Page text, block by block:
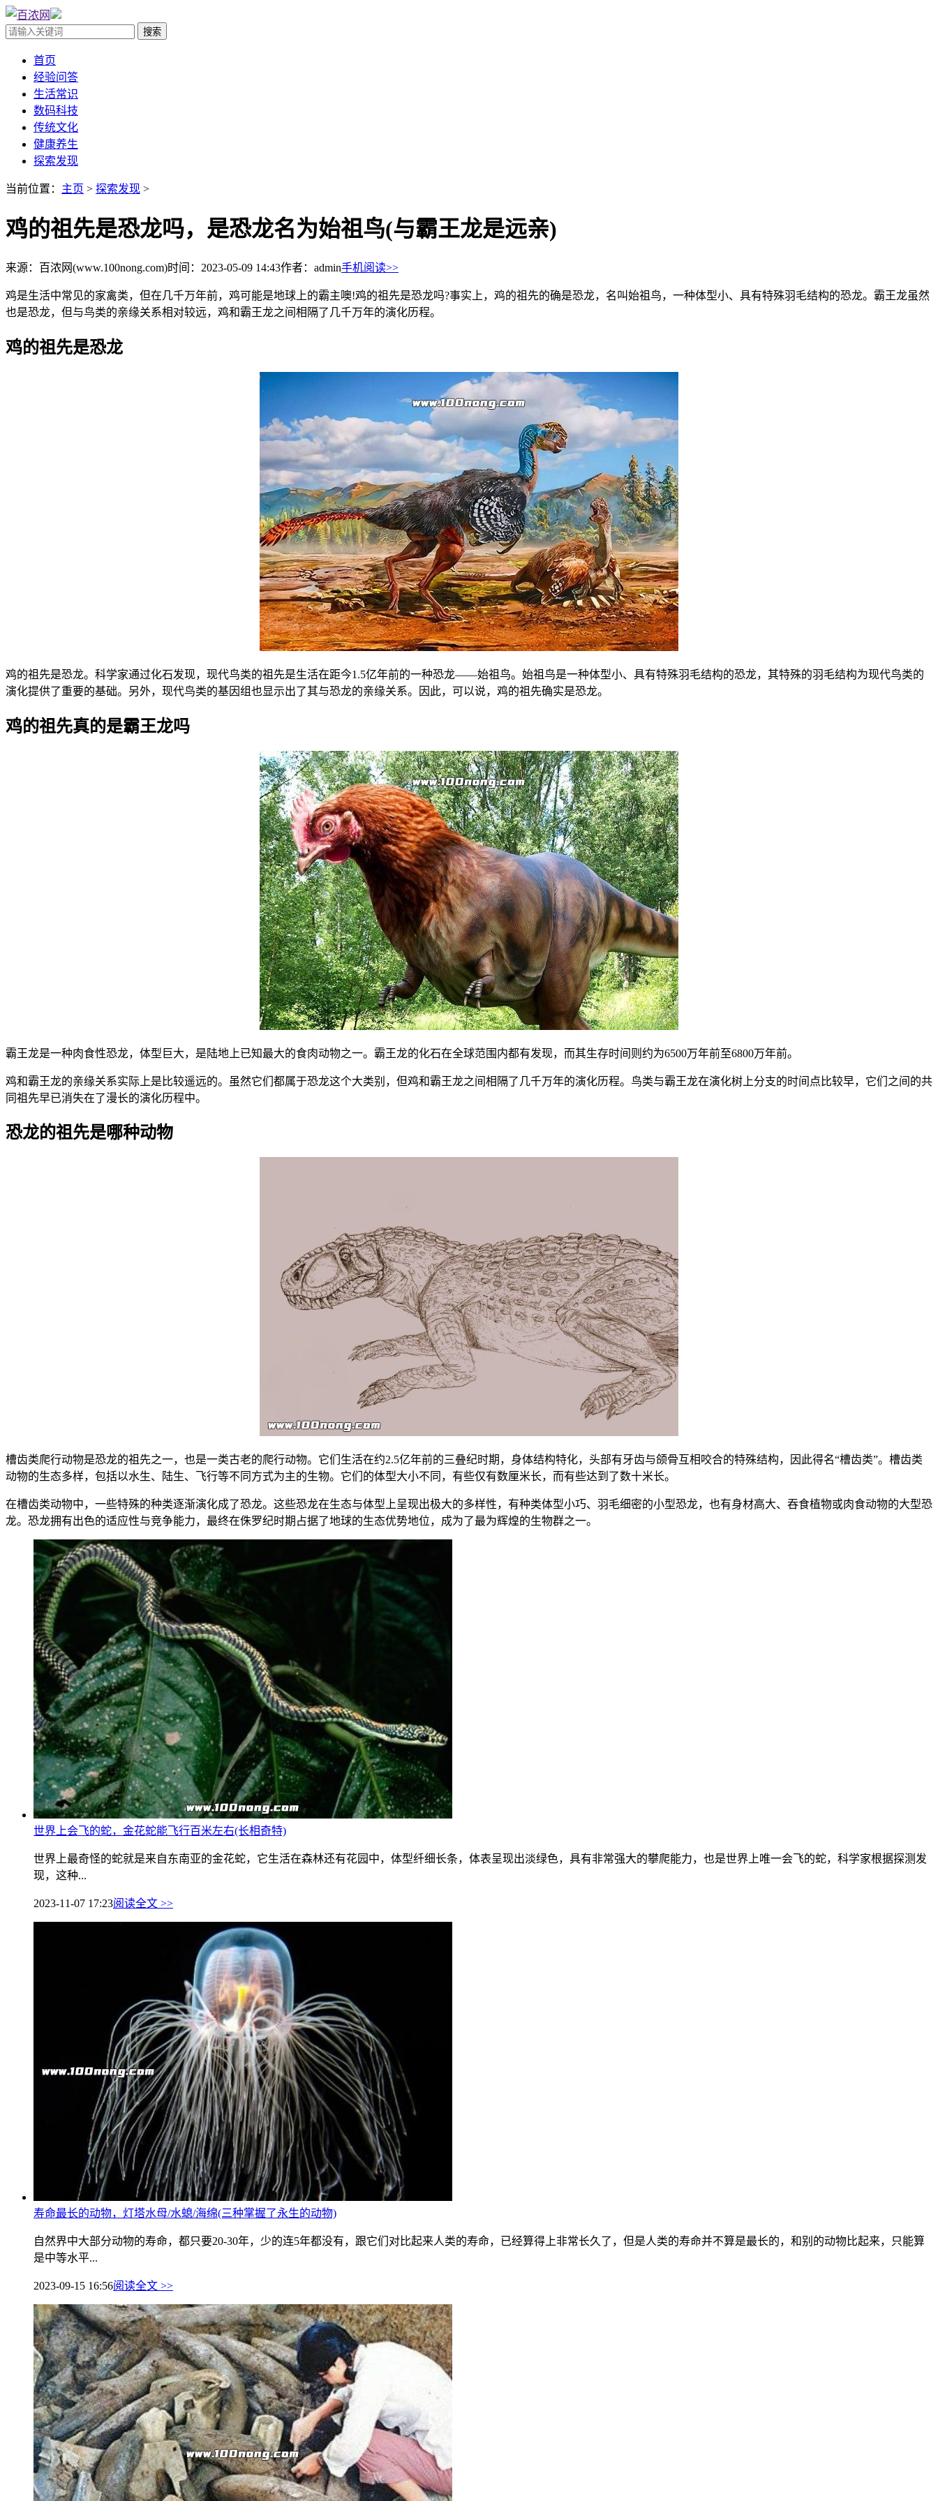
首页
经验问答
生活常识
数码科技
传统文化
健康养生
探索发现
当前位置： 主页 > 探索发现 >
鸡的祖先是恐龙吗，是恐龙名为始祖鸟(与霸王龙是远亲)
来源：百浓网(www.100nong.com)时间：2023-05-09 14:43作者：admin手机阅读>>
鸡是生活中常见的家禽类，但在几千万年前，鸡可能是地球上的霸主噢!鸡的祖先是恐龙吗?事实上，鸡的祖先的确是恐龙，名叫始祖鸟，一种体型小、具有特殊羽毛结构的恐龙。霸王龙虽然
也是恐龙，但与鸟类的亲缘关系相对较远，鸡和霸王龙之间相隔了几千万年的演化历程。
鸡的祖先是恐龙
鸡的祖先是恐龙。科学家通过化石发现，现代鸟类的祖先是生活在距今1.5亿年前的一种恐龙——始祖鸟。始祖鸟是一种体型小、具有特殊羽毛结构的恐龙，其特殊的羽毛结构为现代鸟类的
演化提供了重要的基础。另外，现代鸟类的基因组也显示出了其与恐龙的亲缘关系。因此，可以说，鸡的祖先确实是恐龙。
鸡的祖先真的是霸王龙吗
霸王龙是一种肉食性恐龙，体型巨大，是陆地上已知最大的食肉动物之一。霸王龙的化石在全球范围内都有发现，而其生存时间则约为6500万年前至6800万年前。
鸡和霸王龙的亲缘关系实际上是比较遥远的。虽然它们都属于恐龙这个大类别，但鸡和霸王龙之间相隔了几千万年的演化历程。鸟类与霸王龙在演化树上分支的时间点比较早，它们之间的共
同祖先早已消失在了漫长的演化历程中。
恐龙的祖先是哪种动物
槽齿类爬行动物是恐龙的祖先之一，也是一类古老的爬行动物。它们生活在约2.5亿年前的三叠纪时期，身体结构特化，头部有牙齿与颌骨互相咬合的特殊结构，因此得名“槽齿类”。槽齿类
动物的生态多样，包括以水生、陆生、飞行等不同方式为主的生物。它们的体型大小不同，有些仅有数厘米长，而有些达到了数十米长。
在槽齿类动物中，一些特殊的种类逐渐演化成了恐龙。这些恐龙在生态与体型上呈现出极大的多样性，有种类体型小巧、羽毛细密的小型恐龙，也有身材高大、吞食植物或肉食动物的大型恐
龙。恐龙拥有出色的适应性与竞争能力，最终在侏罗纪时期占据了地球的生态优势地位，成为了最为辉煌的生物群之一。
世界上会飞的蛇，金花蛇能飞行百米左右(长相奇特)
世界上最奇怪的蛇就是来自东南亚的金花蛇，它生活在森林还有花园中，体型纤细长条，体表呈现出淡绿色，具有非常强大的攀爬能力，也是世界上唯一会飞的蛇，科学家根据探测发
现，这种...
2023-11-07 17:23阅读全文 >>
寿命最长的动物，灯塔水母/水螅/海绵(三种掌握了永生的动物)
自然界中大部分动物的寿命，都只要20-30年，少的连5年都没有，跟它们对比起来人类的寿命，已经算得上非常长久了，但是人类的寿命并不算是最长的，和别的动物比起来，只能算
是中等水平...
2023-09-15 16:56阅读全文 >>